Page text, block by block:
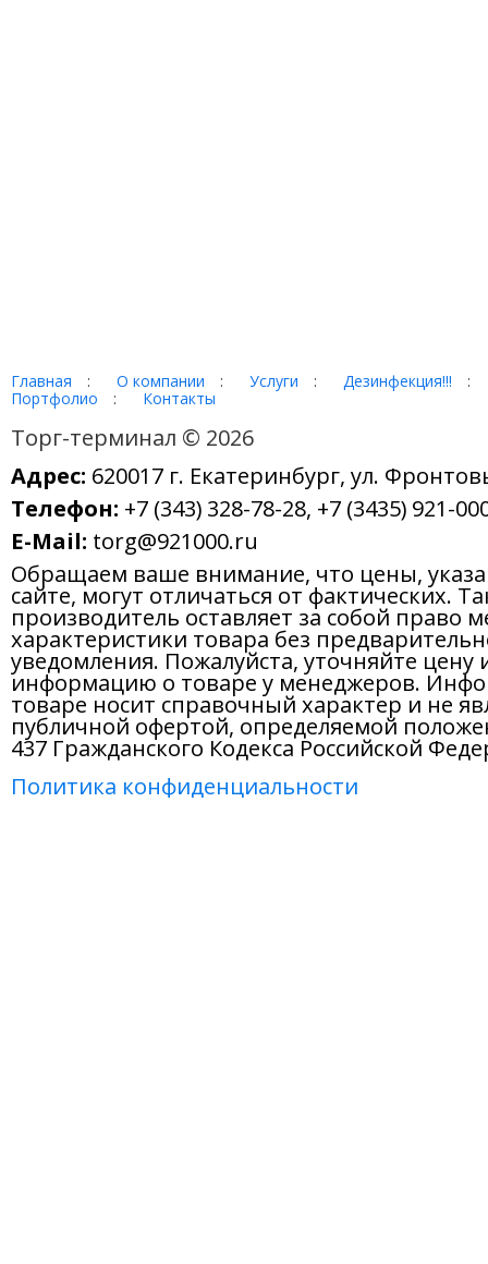
Главная : О компании : Услуги : Дезинфекция!!!
:
Портфолио
: Контакты
Торг-терминал © 2026
Адрес: 620017 г. Екатеринбург, ул.
Телефон: +7 (343) 328-78-28, +7 (3435) 921-
E-Mail: torg@921000.ru
Обращаем ваше внимание, что цены,
сайте, могут отличаться от фактических.
производитель оставляет за собой право
характеристики товара без
уведомления. Пожалуйста, уточняйте цену
информацию о товаре у менеджеров.
товаре носит справочный характер и не
публичной офертой, определяемой
437 Гражданского Кодекса Российской
Политика конфиденциальности